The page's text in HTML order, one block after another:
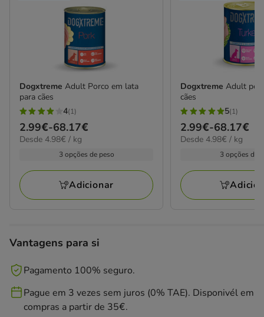
Dogxtreme Adult Porco em lata
para cães
4
estrelas
com
avaliações
4(1)
Preço
de
68.17€
2.99€-68.17€
4.98€
Desde 4.98€ / kg
3 opções de peso
Adicionar
DogxtremeAdult
cães
5
estrelas
com
avaliações
5(1)
Preço
de
68.17€
2.99€-68.17€
4.98€
Desde 4.98€ / kg
3 opções de
Vantagens para si
Pagamento 100% seguro.
Pague em 3 vezes sem juros (0% TAE). Disponivél em
compras a partir de 35€.